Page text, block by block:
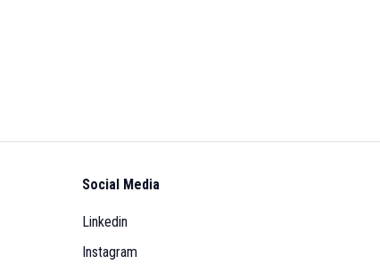
Social Media
Linkedin
Instagram